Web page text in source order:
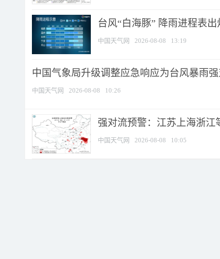
台风“白海豚” 降雨进程表
中国天气网 2026-08-08 13:19
中国气象局升级调整应急响应为台风暴雨
中国天气网 2026-08-08 10:26
强对流预警：江苏上海浙江
中国天气网 2026-08-08 10:05